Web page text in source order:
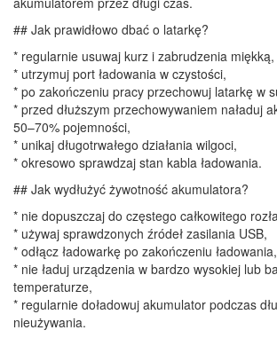
## Jak prawidłowo dbać o latarkę?
* regularnie usuwaj kurz i zabrudzenia
* utrzymuj port ładowania w czystości,
* po zakończeniu pracy przechowuj latarkę w
* przed dłuższym przechowywaniem naładuj
50–70% pojemności,
* unikaj długotrwałego działania wilgoci,
* okresowo sprawdzaj stan kabla ładowania.
## Jak wydłużyć żywotność akumulatora?
* nie dopuszczaj do częstego całkowitego
* używaj sprawdzonych źródeł zasilania USB,
* odłącz ładowarkę po zakończeniu ładowania,
* nie ładuj urządzenia w bardzo wysokiej lub
temperaturze,
* regularnie doładowuj akumulator podczas
nieużywania.